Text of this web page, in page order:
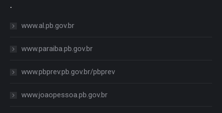
.
www.al.pb.gov.br
www.paraiba.pb.gov.br
www.pbprev.pb.gov.br/pbprev
www.joaopessoa.pb.gov.br